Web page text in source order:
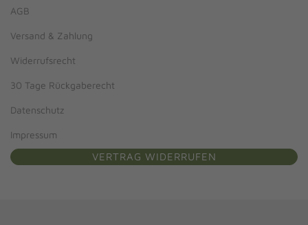
AGB
Versand & Zahlung
Widerrufsrecht
30 Tage Rückgaberecht
Datenschutz
Impressum
VERTRAG WIDERRUFEN